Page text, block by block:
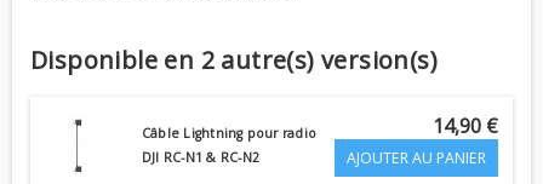
Disponible en 2 autre(s) version(s)
Câble Lightning pour radio
DJI RC-N1 & RC-N2
14,90 €
AJOUTER AU PANIER